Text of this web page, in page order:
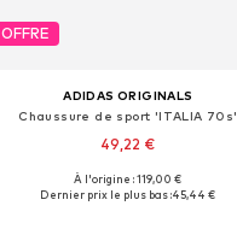
OFFRE
ADIDAS ORIGINALS
Chaussure de sport 'ITALIA 70s'
49,22 €
Disponible en plusieurs tailles
À l'origine : 119,00 €
Dernier prix le plus bas :45,44 €